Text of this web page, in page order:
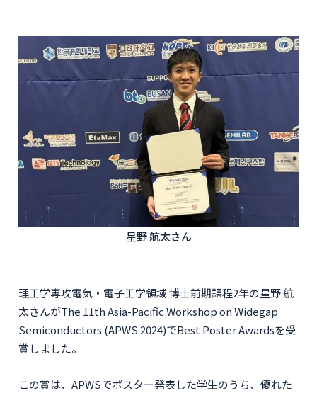
星野 航太さん
理工学専攻電気・電子工学領域 博士前期課程2年の星野 航
太さんがThe 11th Asia-Pacific Workshop on Widegap
Semiconductors (APWS 2024)でBest Poster Awardsを受
賞しました。
この賞は、APWSでポスター発表した学生のうち、優れた